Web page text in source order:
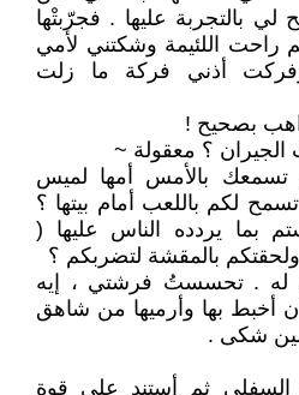
بالتجربة عليها . فجرّبتْها
راحت اللئيمة وشكتني لأمي
أذني فركة ما زلت
بصحيح !
؟ معقولة ~
تسمعك بالأمس أمها لميس
تسمح لكم باللعب أمام بيتها ؟
بما يردده الناس عليها (
بالمقشة لتضربكم ؟
له . تحسستُ فرشتي ، إيه
أخبط بها وأرميها من شاهق
مين شكى .
ثم أستند على قوة